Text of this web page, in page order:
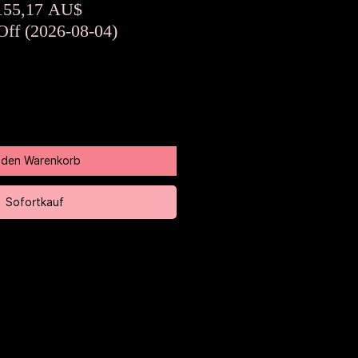
AU$Sale-
Preis
(2026-08-04)
den Warenkorb
Sofortkauf